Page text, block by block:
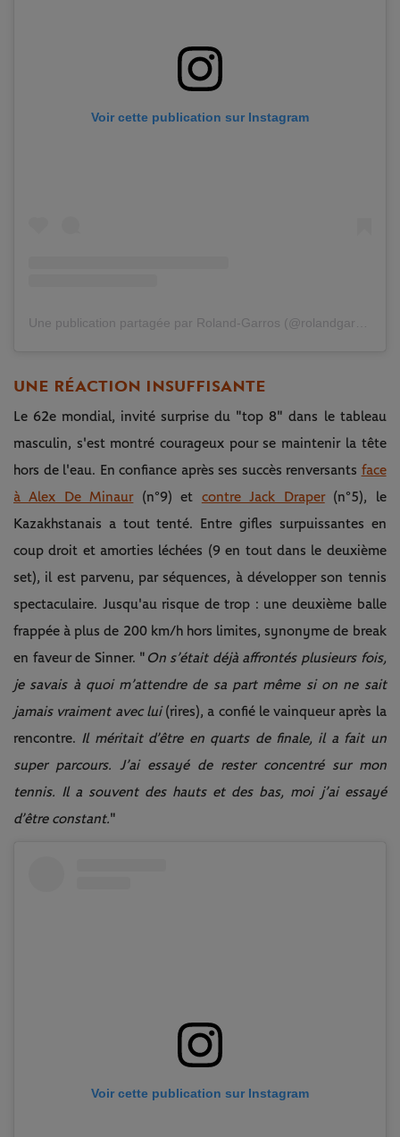
Voir cette publication sur Instagram
Une publication partagée par Roland-Garros (@rolandgarros)
UNE RÉACTION INSUFFISANTE
Le 62e mondial, invité surprise du "top 8" dans le tableau
masculin, s'est montré courageux pour se maintenir la tête
hors de l'eau. En confiance après ses succès renversants face
à Alex De Minaur(n°9) et contre Jack Draper(n°5), le
Kazakhstanais a tout tenté. Entre gifles surpuissantes en
coup droit et amorties léchées (9 en tout dans le deuxième
set), il est parvenu, par séquences, à développer son tennis
spectaculaire. Jusqu'au risque de trop : une deuxième balle
frappée à plus de 200 km/h hors limites, synonyme de break
en faveur de Sinner. " On s’était déjà affrontés plusieurs fois,
je savais à quoi m’attendre de sa part même si on ne sait
jamais vraiment avec lui(rires), a confié le vainqueur après la
rencontre. Il méritait d’être en quarts de finale, il a fait un
super parcours. J’ai essayé de rester concentré sur mon
tennis. Il a souvent des hauts et des bas, moi j’ai essayé
d’être constant."
Voir cette publication sur Instagram